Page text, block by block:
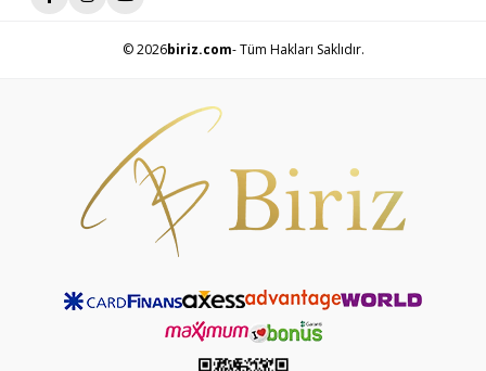
© 2026biriz.com- Tüm Hakları Saklıdır.